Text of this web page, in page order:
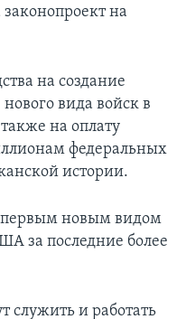
на
на создание
вида войск в
на оплату
федеральных
истории.
первым новым видом
за последние более
служить и работать